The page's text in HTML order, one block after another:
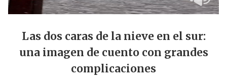
Las dos caras de la nieve en el sur:
una imagen de cuento con grandes
complicaciones